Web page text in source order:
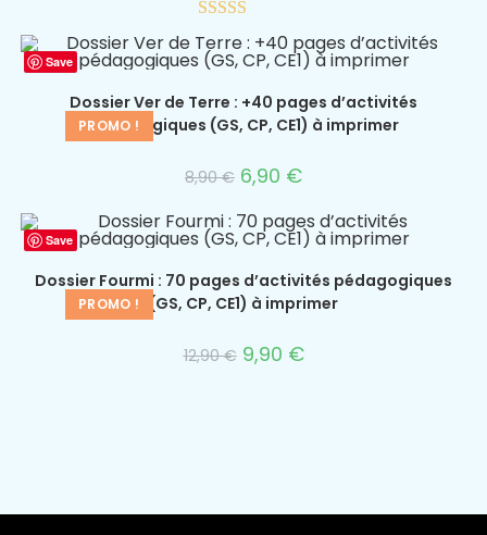
5.00
sur 5
Save
PROMO !
Dossier Ver de Terre : +40 pages d’activités
pédagogiques (GS, CP, CE1) à imprimer
8,90€ 6,90 €
Save
PROMO !
Dossier Fourmi : 70 pages d’activités pédagogiques
(GS, CP, CE1) à imprimer
12,90€ 9,90 €